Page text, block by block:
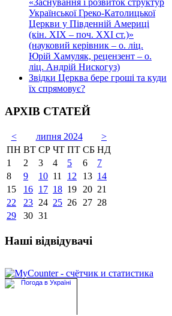
Української Греко-Католицької
Церкви у Південній Америці
(кін. ХІХ – поч. ХХІ ст.)»
(науковий керівник – о. ліц.
Юрій Хамуляк, рецензент – о.
ліц. Андрій Нискогуз)
Звідки Церква бере гроші та куди
їх спрямовує?
АРХІВ СТАТЕЙ
< липня 2024
>
ПН ВТ СР ЧТ ПТ СБ НД
1
2 3 4 5 6
7
8
9 10 11 12 13 14
15
16 17 18 19 20 21
22
23 24 25 26 27 28
29
30 31
Наші відвідувачі